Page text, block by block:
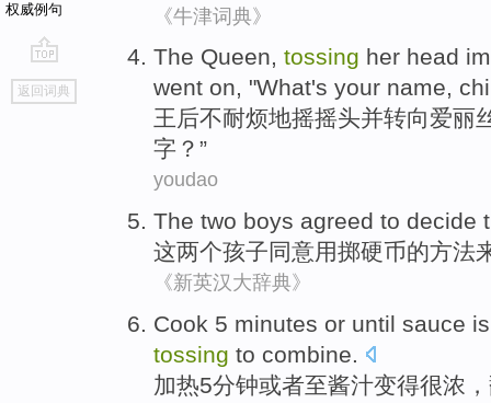
权威例句
go
top
返回词典
《牛津词典》
The Queen, tossing her head
went on, "What's your name,
王后不耐烦地摇摇头并转向爱丽
字？”
youdao
The two boys agreed to decide
这两个孩子同意用掷硬币的方法
《新英汉大辞典》
Cook 5 minutes or until sauce is
tossing to combine.
加热5分钟或者至酱汁变得很浓 ，